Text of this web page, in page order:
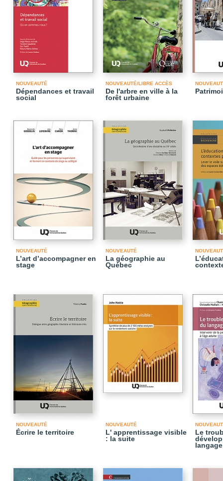
NOUVEAUTÉ
Dépendances et travail
social
NOUVEAUTÉ/LIBRE ACCÈS
De l'arbre en ville à la
forêt urbaine
NOUVEAUTÉ
L’art d’accompagner en
stage
NOUVEAUTÉ
La géographie au
Québec
NOUVEAUTÉ
Écrire le territoire
NOUVEAUTÉ
L' apprentissage visible
: la suite
Le
langage